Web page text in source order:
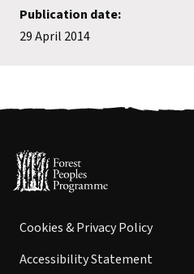
Publication date:
29 April 2014
Cookies & Privacy Policy
Accessibility Statement